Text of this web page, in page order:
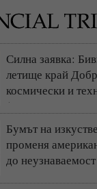
Силна заявка:
летище край
космически и
(СНИМКИ +
Бумът на
променя
до неузнаваемост